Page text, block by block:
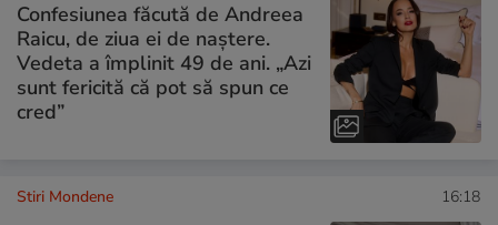
Confesiunea făcută de Andreea
Raicu, de ziua ei de naștere.
Vedeta a împlinit 49 de ani. „Azi
sunt fericită că pot să spun ce
cred”
Stiri Mondene 16:18